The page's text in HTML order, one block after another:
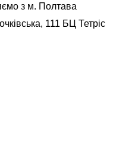
з м. Полтава
111 БЦ Тетріс